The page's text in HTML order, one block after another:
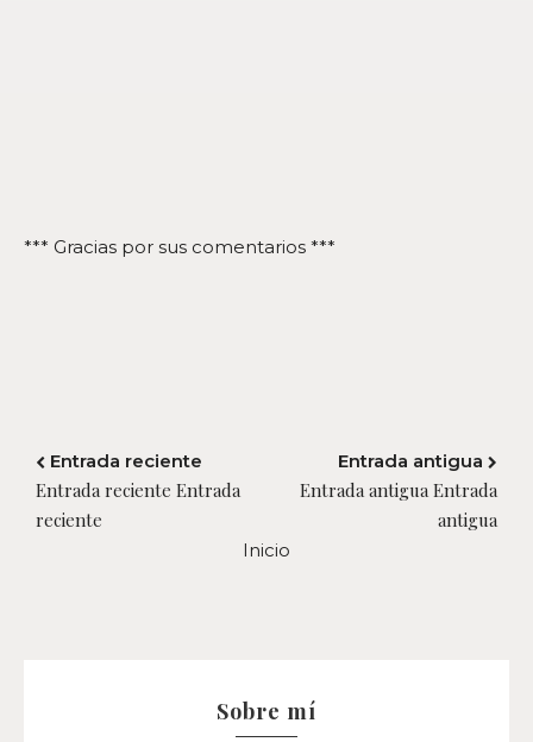
*** Gracias por sus comentarios ***
Entrada reciente
Entrada reciente Entrada
reciente
Entrada antigua
Entrada antigua Entrada
antigua
Inicio
Sobre mí